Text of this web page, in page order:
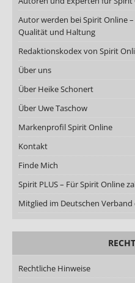
Autor werden bei Spirit Online
Qualität und Haltung
Redaktionskodex von Spirit
Über uns
Über Heike Schonert
Über Uwe Taschow
Markenprofil Spirit Online
Kontakt
Finde Mich
Spirit PLUS – Für Spirit Online
Mitglied im Deutschen Verband
Rechtliche Hinweise